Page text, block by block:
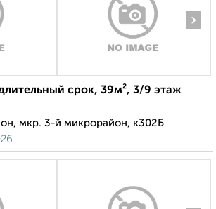
›
срок, 39м², 3/9 этаж
мкр. 3-й микрорайон, к302Б